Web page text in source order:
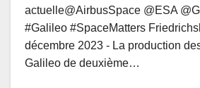
actuelle@AirbusSpace @ESA
#Galileo #SpaceMatters
décembre 2023 - La production
Galileo de deuxième…